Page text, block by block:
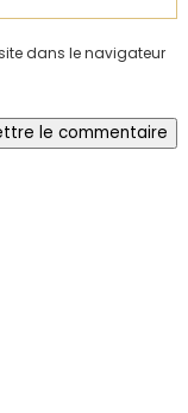
dans le navigateur
le commentaire